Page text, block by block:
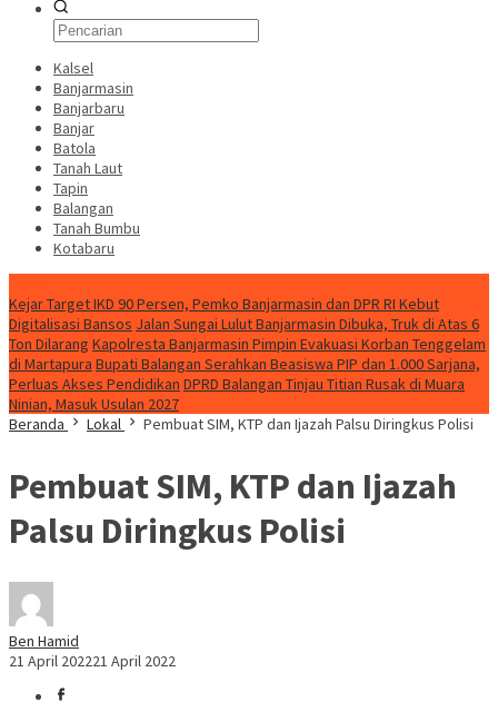
Kalsel
Banjarmasin
Banjarbaru
Banjar
Batola
Tanah Laut
Tapin
Balangan
Tanah Bumbu
Kotabaru
Kejar Target IKD 90 Persen, Pemko Banjarmasin dan DPR RI Kebut
Digitalisasi Bansos Jalan Sungai Lulut Banjarmasin Dibuka, Truk di Atas 6
Ton Dilarang Kapolresta Banjarmasin Pimpin Evakuasi Korban Tenggelam
di Martapura Bupati Balangan Serahkan Beasiswa PIP dan 1.000 Sarjana,
Perluas Akses Pendidikan DPRD Balangan Tinjau Titian Rusak di Muara
Ninian, Masuk Usulan 2027
Beranda
Lokal Pembuat SIM, KTP dan Ijazah Palsu Diringkus Polisi
Pembuat SIM, KTP dan Ijazah
Palsu Diringkus Polisi
Ben Hamid
21 April 202221 April 2022